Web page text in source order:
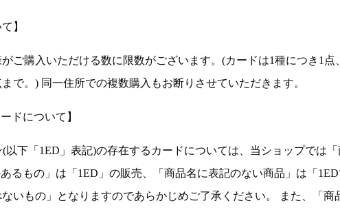
】
ご購入いただける数に限数がございます。(カードは1種につき1点
で。) 同一住所での複数購入もお断りさせていただきます。
ドについて】
(以下「1ED」表記)の存在するカードについては、当ショップでは「
るもの」は「1ED」の販売、「商品名に表記のない商品」は「
いもの」となりますのであらかじめご了承ください。 また、「商